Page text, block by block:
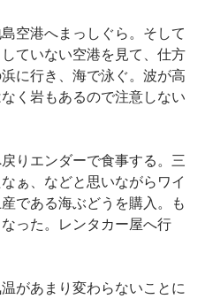
空港へまっしぐら。そして
ていない空港を見て、仕方
に行き、海で泳ぐ。波が高
く岩もあるので注意しない
りエンダーで食事する。三
ぁ、などと思いながらワイ
である海ぶどうを購入。も
った。レンタカー屋へ行
があまり変わらないことに